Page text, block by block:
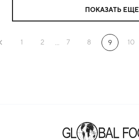
ПОКАЗАТЬ ЕЩЕ
1 2 ... 7 8 9 10